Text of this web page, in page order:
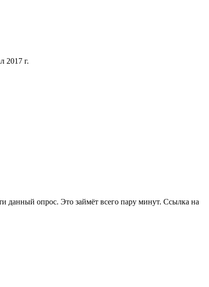
2017 г.
данный опрос. Это займёт всего пару минут. Ссылка на